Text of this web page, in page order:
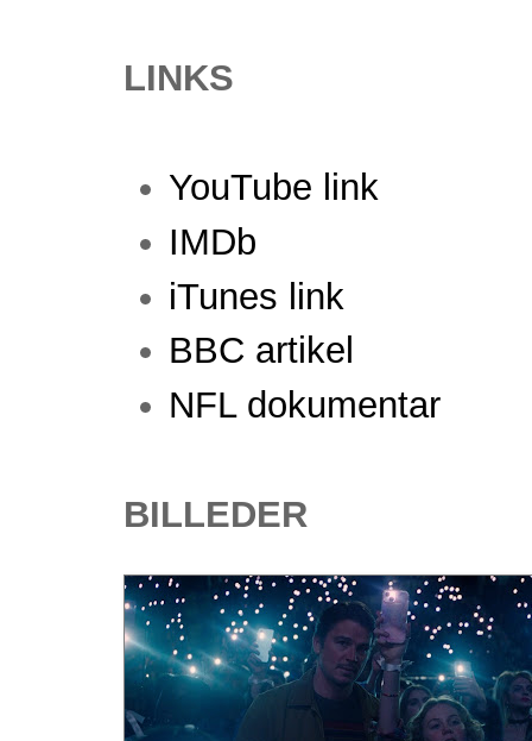
LINKS
YouTube link
IMDb
iTunes link
BBC artikel
NFL dokumentar
BILLEDER